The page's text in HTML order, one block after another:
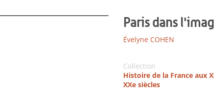
Paris dans
Évelyne COHEN
Collection
Histoire de la France aux
XXe siècles